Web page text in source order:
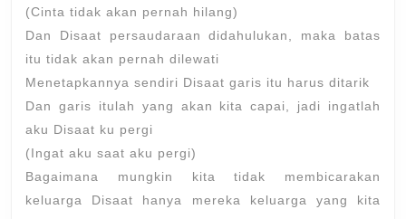
(Cinta tidak akan pernah hilang)
Dan Disaat persaudaraan didahulukan, maka batas
itu tidak akan pernah dilewati
Menetapkannya sendiri Disaat garis itu harus ditarik
Dan garis itulah yang akan kita capai, jadi ingatlah
aku Disaat ku pergi
(Ingat aku saat aku pergi)
Bagaimana mungkin kita tidak membicarakan
keluarga Disaat hanya mereka keluarga yang kita